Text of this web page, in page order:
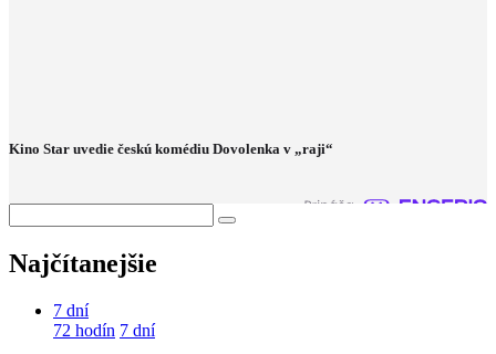
Kino Star uvedie českú komédiu Dovolenka v „raji“
Najčítanejšie
7 dní
72 hodín 7 dní